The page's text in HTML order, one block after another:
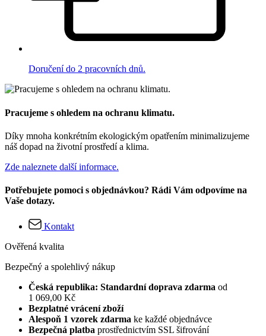
Doručení do 2 pracovních dnů.
Pracujeme s ohledem na ochranu klimatu.
Díky mnoha konkrétním ekologickým opatřením minimalizujeme
náš dopad na životní prostředí a klima.
Zde naleznete další informace.
Potřebujete pomoci s objednávkou? Rádi Vám odpovíme na
Vaše dotazy.
Kontakt
Ověřená kvalita
Bezpečný a spolehlivý nákup
Česká republika: Standardní doprava zdarma od
1 069,00 Kč
Bezplatné vrácení zboží
Alespoň 1 vzorek zdarma ke každé objednávce
Bezpečná platba prostřednictvím SSL šifrování